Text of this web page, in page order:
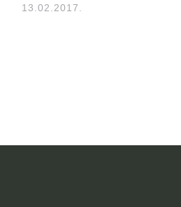
13.02.2017.